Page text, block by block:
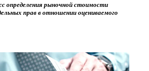
определения рыночной стоимости
прав в отношении оцениваемого